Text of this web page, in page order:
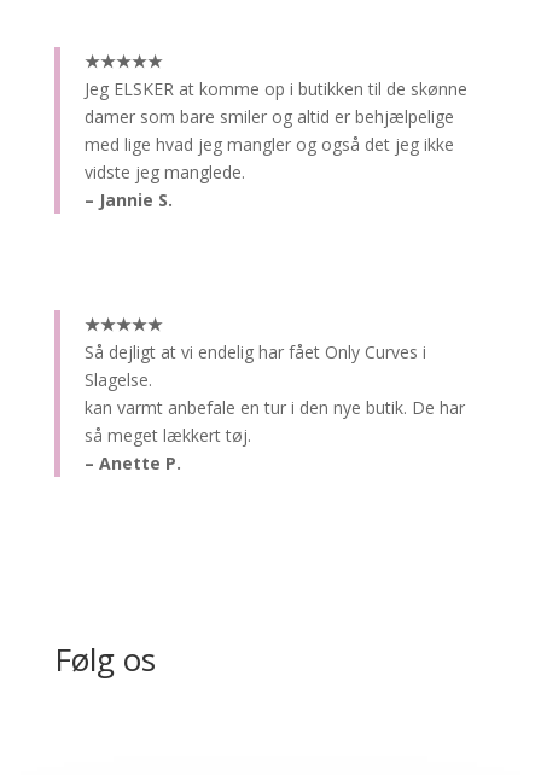
★★★★★
Jeg ELSKER at komme op i butikken til de skønne
damer som bare smiler og altid er behjælpelige
med lige hvad jeg mangler og også det jeg ikke
vidste jeg manglede.
– Jannie S.
★★★★★
Så dejligt at vi endelig har fået Only Curves i
Slagelse.
kan varmt anbefale en tur i den nye butik. De har
så meget lækkert tøj.
– Anette P.
Følg os